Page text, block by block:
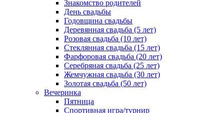
Знакомство родителей
День свадьбы
Годовщина свадьбы
Деревянная свадьба (5 лет)
Розовая свадьба (10 лет)
Стеклянная свадьба (15 лет)
Фарфоровая свадьба (20 лет)
Серебряная свадьба (25 лет)
Жемчужная свадьба (30 лет)
Золотая свадьба (50 лет)
Вечеринка
Пятница
Спортивная игра/турнир